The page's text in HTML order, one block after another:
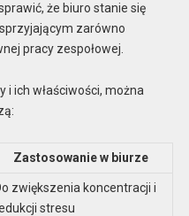
że biuro stanie się
zarówno
pracy zespołowej.
i ich właściwości, można
Zastosowanie w biurze
zwiększenia koncentracji i
stresu